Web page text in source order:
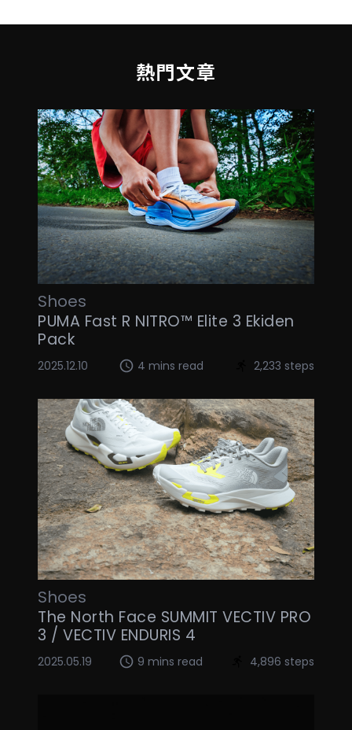
熱門文章
Shoes
PUMA Fast R NITRO™ Elite 3 Ekiden
Pack
2025.12.10 4 mins read 2,233 steps
Shoes
The North Face SUMMIT VECTIV PRO
3 / VECTIV ENDURIS 4
2025.05.19 9 mins read 4,896 steps